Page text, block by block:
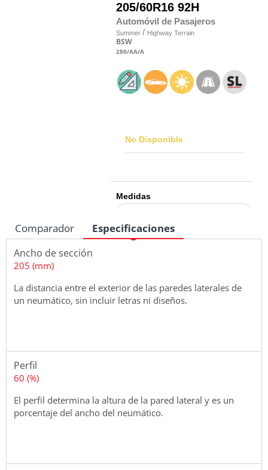
205/60R16 92H
Automóvil de Pasajeros
Summer / Highway Terrain
BSW
280/AA/A
No Disponible
Medidas
Comparador Especificaciones
Ancho de sección
205 (mm)
La distancia entre el exterior de las paredes laterales de
un neumático, sin incluir letras ni diseños.
Perfil
60 (%)
El perfil determina la altura de la pared lateral y es un
porcentaje del ancho del neumático.